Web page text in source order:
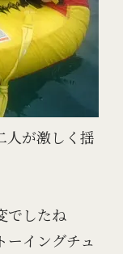
人が激しく揺
でしたね
ーイングチュ